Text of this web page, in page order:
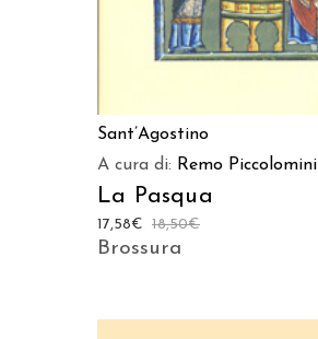
Sant’Agostino
A cura di: Remo Piccolomini
La Pasqua
18,50€
17,58€
Brossura